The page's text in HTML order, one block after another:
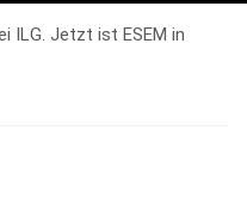
ILG. Jetzt ist ESEM in